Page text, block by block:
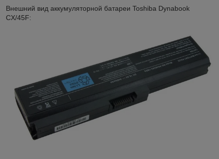
Внешний вид аккумуляторной батареи Toshiba Dynabook
CX/45F: